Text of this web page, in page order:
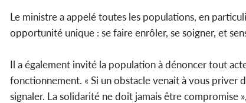
Le ministre a appelé toutes les populations, en
opportunité unique : se faire enrôler, se soigner, et
Il a également invité la population à dénoncer tout
fonctionnement. « Si un obstacle venait à vous
signaler. La solidarité ne doit jamais être compromise